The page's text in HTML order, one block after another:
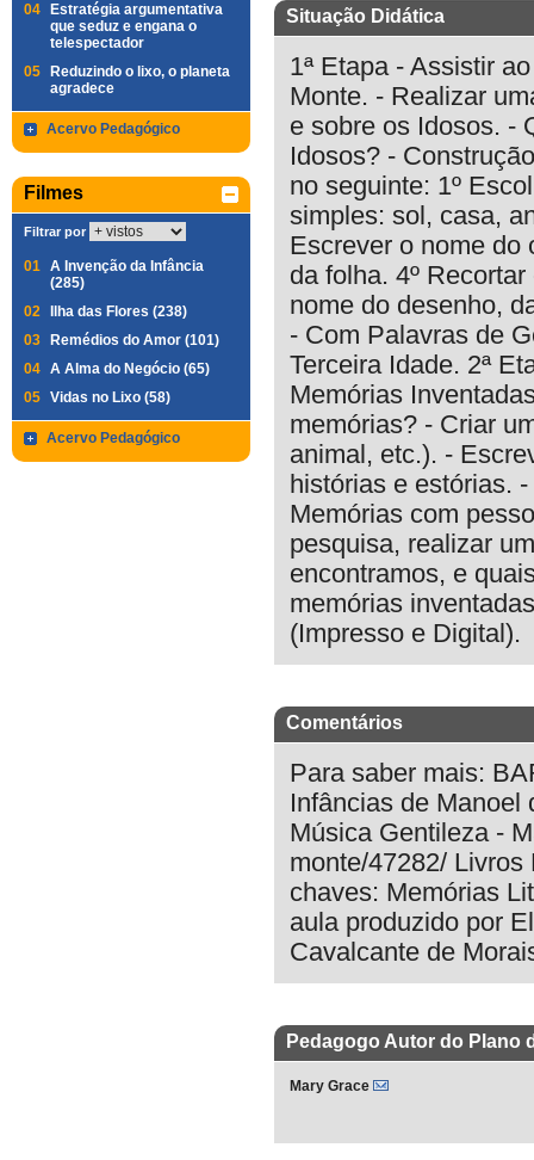
04
Estratégia argumentativa
que seduz e engana o
telespectador
05
Reduzindo o lixo, o planeta
agradece
Acervo Pedagógico
Filmes
Filtrar por
01 A Invenção da Infância
(285)
02
Ilha das Flores (238)
03
Remédios do Amor (101)
04 A Alma do Negócio (65)
05 Vidas no Lixo (58)
Acervo Pedagógico
Situação Didática
1ª Etapa - Assistir
Monte. - Realizar
e sobre os Idosos. -
Idosos? -
no seguinte: 1º
simples: sol, casa,
Escrever o nome do
da folha. 4º
nome do desenho,
- Com Palavras de
Terceira Idade. 2ª
Memórias
memórias? - Criar
animal, etc.). -
histórias e estórias.
Memórias com
pesquisa, realizar
encontramos, e
memórias
(Impresso e Digital).
Comentários
Para saber mais:
Infâncias de Manoel
Música Gentileza -
monte/47282/
chaves: Memórias
aula produzido por
Cavalcante de
Pedagogo Autor do Plano
Mary Grace